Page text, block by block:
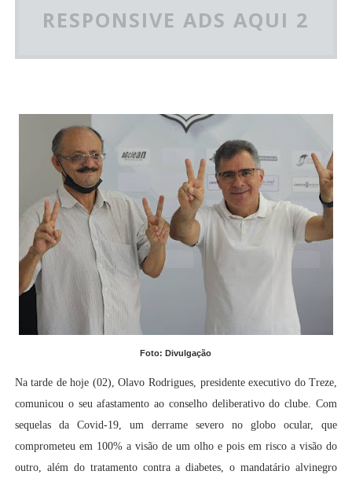
RESPONSIVE ADS AQUI 2
Foto: Divulgação
Na tarde de hoje (02), Olavo Rodrigues, presidente executivo do Treze,
comunicou o seu afastamento ao conselho deliberativo do clube. Com
sequelas da Covid-19, um derrame severo no globo ocular, que
comprometeu em 100% a visão de um olho e pois em risco a visão do
outro, além do tratamento contra a diabetes, o mandatário alvinegro